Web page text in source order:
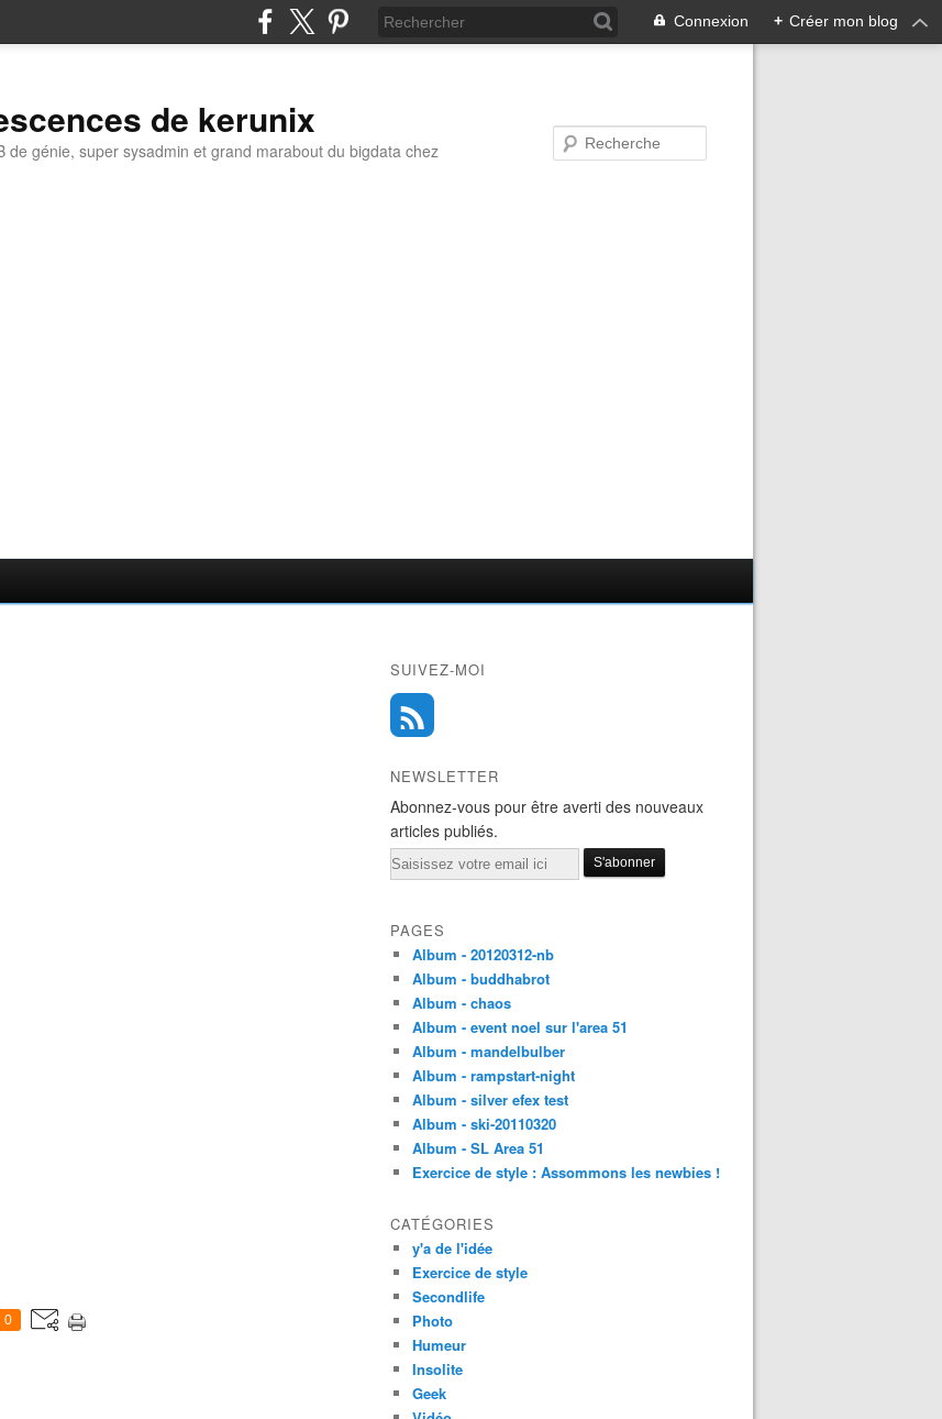
Connexion + Créer mon blog
de kerunix
de génie, super sysadmin et grand marabout du bigdata chez
0
SUIVEZ-MOI
NEWSLETTER
Abonnez-vous pour être averti des nouveaux
articles publiés.
Email
PAGES
Album - 20120312-nb
Album - buddhabrot
Album - chaos
Album - event noel sur l'area 51
Album - mandelbulber
Album - rampstart-night
Album - silver efex test
Album - ski-20110320
Album - SL Area 51
Exercice de style : Assommons les newbies !
CATÉGORIES
y'a de l'idée
Exercice de style
Secondlife
Photo
Humeur
Insolite
Geek